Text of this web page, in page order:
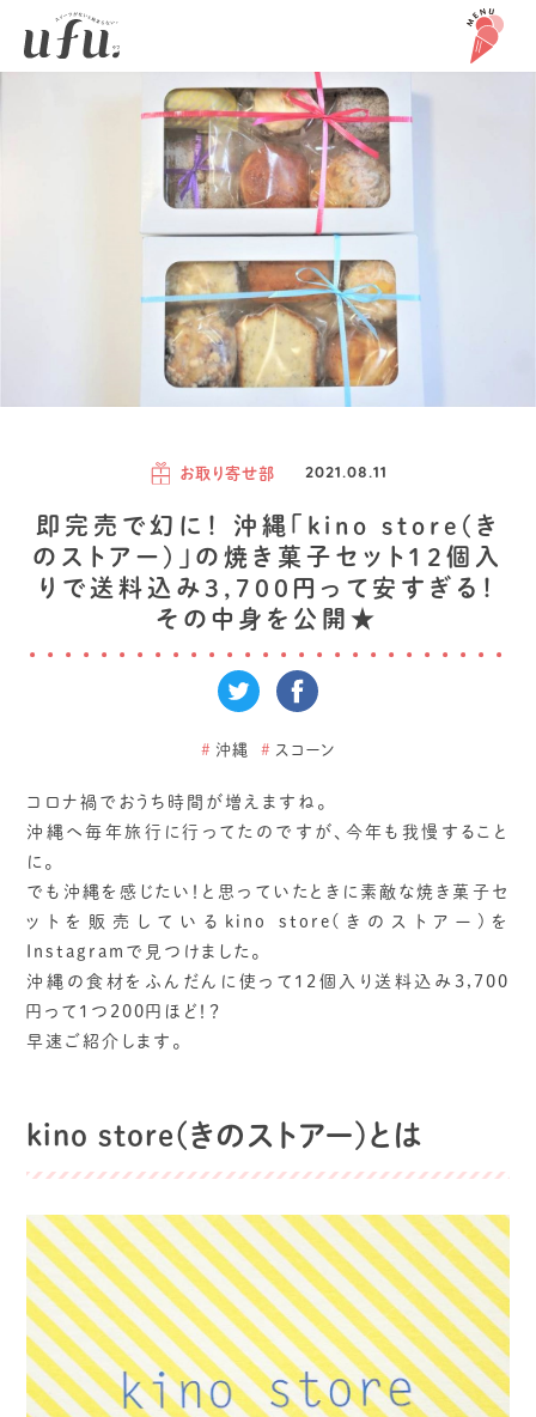
お取り寄せ部 2021.08.11
即完売で幻に！ 沖縄「kino store(き
のストアー)」の焼き菓子セット12個入
りで送料込み3,700円って安すぎる！
その中身を公開★
# 沖縄 # スコーン
コロナ禍でおうち時間が増えますね。
沖縄へ毎年旅行に行ってたのですが、今年も我慢すること
に。
でも沖縄を感じたい！と思っていたときに素敵な焼き菓子セ
ットを販売しているkino store(きのストアー)を
Instagramで見つけました。
沖縄の食材をふんだんに使って12個入り送料込み3,700
円って1つ200円ほど！？
早速ご紹介します。
kino store(きのストアー)とは